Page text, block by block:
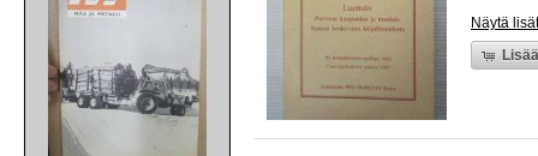
Näytä